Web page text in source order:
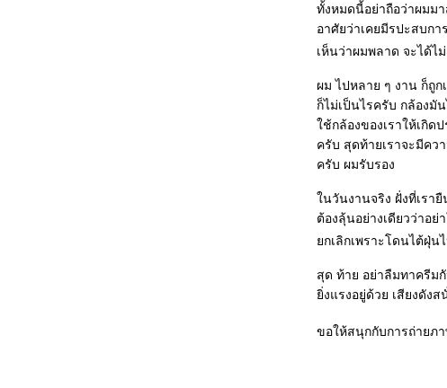
ทั้งหมดนี้อย่าถือว่าผมม
อาศัยว่าเคยมีรปะสบก
เห็นว่าผมพลาด จะได้ไม่
ผม ไปหลาย ๆ งาน ก็ถูก
ก็ไม่เป็นไรครับ กล้องมั
ช้กล้องของเราให้เกิดป
ครับ สุดท้ายเราจะมีค
ครับ ผมรับรอง
นวันงานจริง ฝั่งที่เรายื
ต้องลุ้นอย่างเดียวว่าอย่
กเลิกเพราะโดนไต้ฝุ่น
สุด ท้าย อย่าลืมทาครีม
งแรงอยู่ด้วย เสียงดังส
ขอให้สนุกกับการถ่ายภ